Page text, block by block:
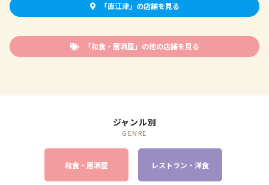
「直江津」の店舗を見る
「和食・居酒屋」の他の店舗を見る
ジャンル別
GENRE
和食・居酒屋 レストラン・洋食